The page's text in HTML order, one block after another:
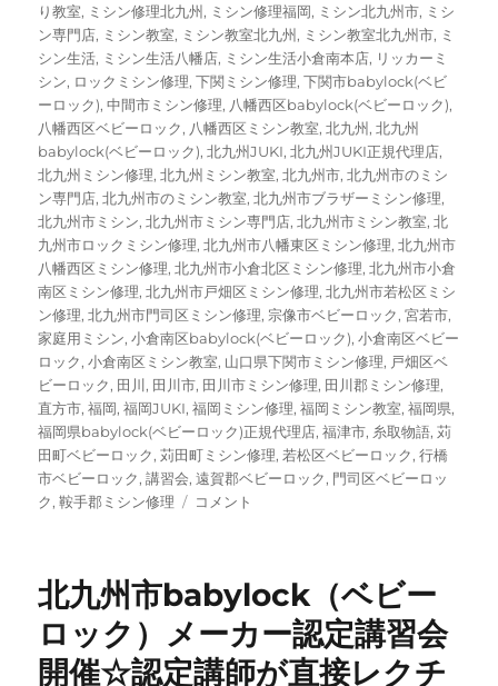
り教室, ミシン修理北九州, ミシン修理福岡, ミシン北九州市, ミシ
ン専門店, ミシン教室, ミシン教室北九州, ミシン教室北九州市, ミ
シン生活, ミシン生活八幡店, ミシン生活小倉南本店, リッカーミ
シン, ロックミシン修理,下関ミシン修理,下関市babylock(ベビ
ーロック),中間市ミシン修理, 八幡西区babylock(ベビーロック),
八幡西区ベビーロック, 八幡西区ミシン教室,北九州,北九州
babylock(ベビーロック),北九州JUKI,北九州JUKI正規代理店,
北九州ミシン修理,北九州ミシン教室,北九州市,北九州市のミシ
ン専門店,北九州市のミシン教室,北九州市ブラザーミシン修理,
北九州市ミシン,北九州市ミシン専門店,北九州市ミシン教室,北
九州市ロックミシン修理,北九州市八幡東区ミシン修理,北九州市
八幡西区ミシン修理,北九州市小倉北区ミシン修理,北九州市小倉
南区ミシン修理,北九州市戸畑区ミシン修理,北九州市若松区ミシ
ン修理,北九州市門司区ミシン修理, 宗像市ベビーロック,宮若市,
家庭用ミシン,小倉南区babylock(ベビーロック),小倉南区ベビー
ロック,小倉南区ミシン教室, 山口県下関市ミシン修理, 戸畑区ベ
ビーロック, 田川, 田川市, 田川市ミシン修理, 田川郡ミシン修理,
直方市,福岡,福岡JUKI,福岡ミシン修理,福岡ミシン教室,福岡県,
福岡県babylock(ベビーロック)正規代理店,福津市, 糸取物語,苅
田町ベビーロック,苅田町ミシン修理, 若松区ベビーロック,行橋
市ベビーロック,講習会,遠賀郡ベビーロック, 門司区ベビーロッ
ク,鞍手郡ミシン修理
北
babylock（ベ
ー
ロ
コメント
北九州市babylock（ベビー
ロック）メーカー認定講習会
開催☆認定講師が直接レクチ